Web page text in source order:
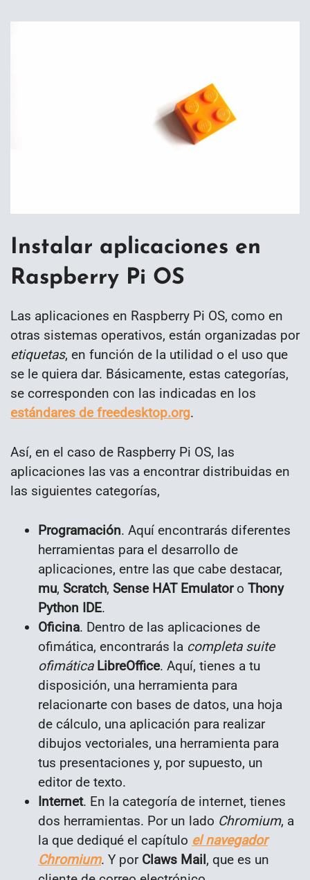
Instalar aplicaciones en
Raspberry Pi OS
Las aplicaciones en Raspberry Pi OS, como en
otras sistemas operativos, están organizadas por
etiquetas, en función de la utilidad o el uso que
se le quiera dar. Básicamente, estas categorías,
se corresponden con las indicadas en los
estándares de freedesktop.org.
Así, en el caso de Raspberry Pi OS, las
aplicaciones las vas a encontrar distribuidas en
las siguientes categorías,
Programación. Aquí encontrarás diferentes
herramientas para el desarrollo de
aplicaciones, entre las que cabe destacar,
mu, Scratch, Sense HAT Emulatoro Thony
Python IDE.
Oficina. Dentro de las aplicaciones de
ofimática, encontrarás la completa suite
ofimática LibreOffice. Aquí, tienes a tu
disposición, una herramienta para
relacionarte con bases de datos, una hoja
de cálculo, una aplicación para realizar
dibujos vectoriales, una herramienta para
tus presentaciones y, por supuesto, un
editor de texto.
Internet. En la categoría de internet, tienes
dos herramientas. Por un lado Chromium, a
la que dediqué el capítulo el navegador
Chromium. Y por Claws Mail, que es un